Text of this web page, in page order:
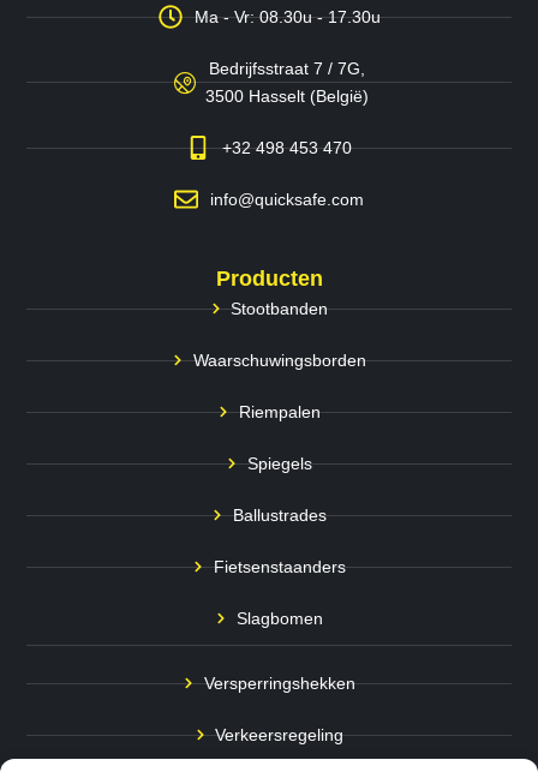
Ma - Vr: 08.30u - 17.30u
Bedrijfsstraat 7 / 7G,
3500 Hasselt (België)
+32 498 453 470
info@quicksafe.com
Producten
Stootbanden
Waarschuwingsborden
Riempalen
Spiegels
Ballustrades
Fietsenstaanders
Slagbomen
Versperringshekken
Verkeersregeling